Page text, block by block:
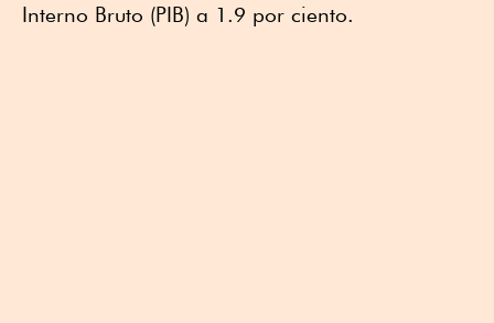
Interno Bruto (PIB) a 1.9 por ciento.